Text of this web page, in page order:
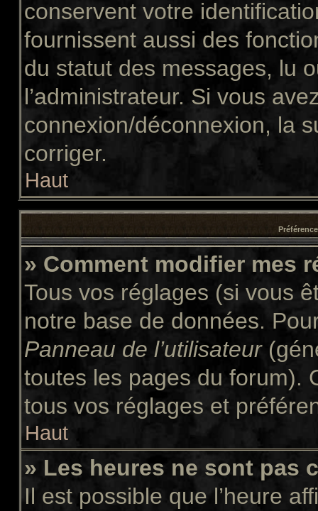
conservent votre
fournissent aussi des
du statut des messages, lu
l’administrateur. Si vous
connexion/déconnexion, la
corriger.
Haut
» Comment modifier mes
Tous vos réglages (si vous
notre base de données.
Panneau de l’utilisateur
toutes les pages du forum).
tous vos réglages et
Haut
» Les heures ne sont pas
Il est possible que l’heure